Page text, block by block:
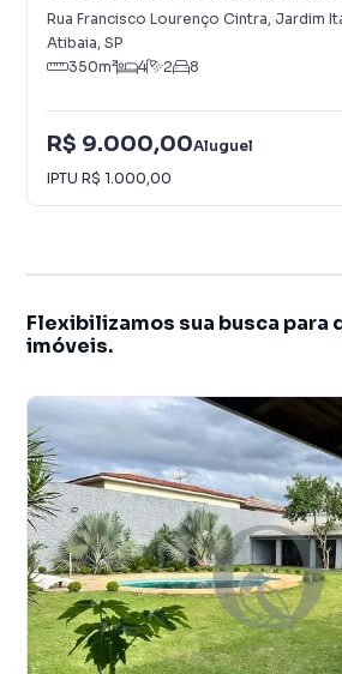
Rua Francisco Lourenço Cintra, Jardim
Atibaia, SP
350m² 4 2 8
R$ 9.000,00Aluguel
IPTU R$ 1.000,00
Flexibilizamos sua busca para
imóveis.